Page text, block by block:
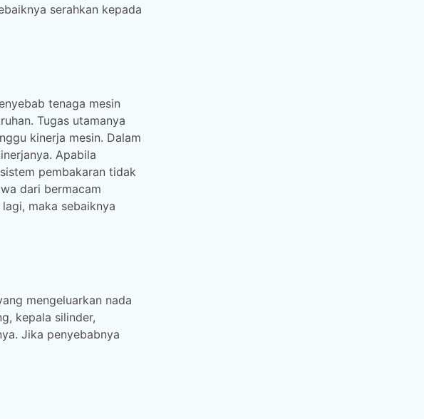
serahkan kepada
tenaga mesin
Tugas utamanya
kinerja mesin. Dalam
Apabila
pembakaran tidak
dari bermacam
maka sebaiknya
mengeluarkan nada
kepala silinder,
Jika penyebabnya